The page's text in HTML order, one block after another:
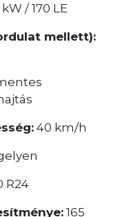
kW / 170 LE
mellett):
40 km/h
R24
165